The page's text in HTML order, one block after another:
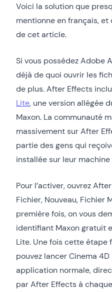
Voici la solution que
mentionne en français, et
de cet article.
Si vous possédez Adobe
déjà de quoi ouvrir les
de plus. After Effects
Lite, une version allégée
Maxon. La communauté
massivement sur After
partie des gens qui
installée sur leur machine
Pour l’activer, ouvrez
Fichier, Nouveau, Fichier
première fois, on vous
identifiant Maxon gratuit
Lite. Une fois cette étape
pouvez lancer Cinema
application normale,
par After Effects à